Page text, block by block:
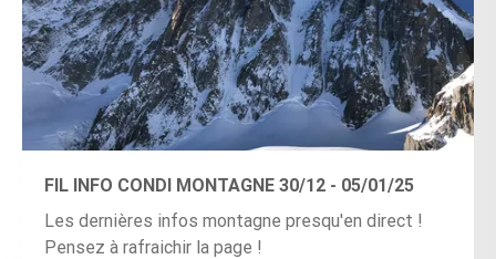
FIL INFO CONDI MONTAGNE 30/12 - 05/01/25
Les dernières infos montagne presqu'en direct !
Pensez à rafraichir la page !